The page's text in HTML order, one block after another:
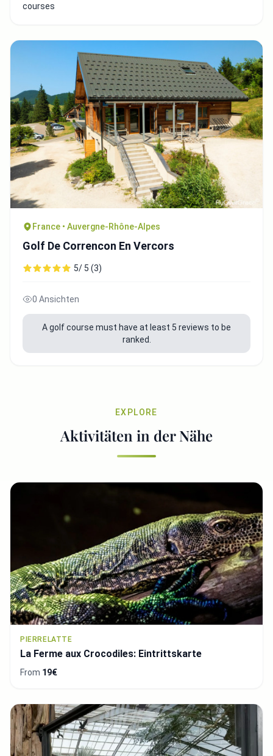
courses
France • Auvergne-Rhône-Alpes
Golf De Correncon En Vercors
5/ 5 (3)
0 Ansichten
A golf course must have at least 5 reviews to be
ranked.
EXPLORE
Aktivitäten in der Nähe
PIERRELATTE
La Ferme aux Crocodiles: Eintrittskarte
From 19€